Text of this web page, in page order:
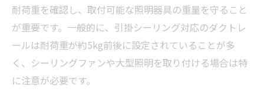
耐荷重を確認し、取付可能な照明器具の重量を守ること
が重要です。一般的に、引掛シーリング対応のダクトレ
ールは耐荷重が約5kg前後に設定されていることが多
く、シーリングファンや大型照明を取り付ける場合は特
に注意が必要です。